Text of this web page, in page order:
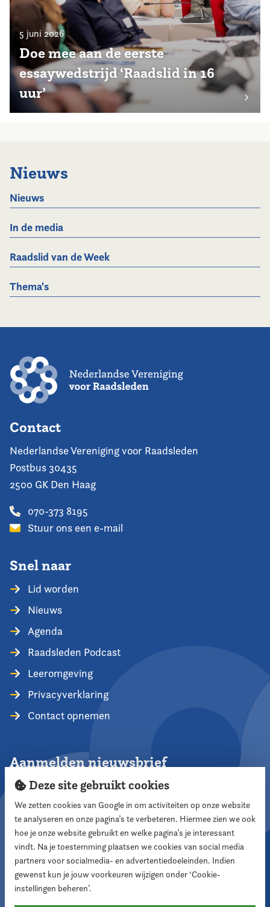
5 juni 2026
Doe mee aan de eerste
essaywedstrijd ‘Raadslid in 16
uur’
Nieuws
Nieuws
In de media
Raadslid van de Week
Thema's
Contact
Nederlandse Vereniging voor Raadsleden
Postbus 30435
2500 GK Den Haag
070-373 8195
Stuur ons een e-mail
Snel naar
Lid worden
Nieuws
Agenda
Raadsleden Podcast
Leeromgeving
Privacyverklaring
Contact opnemen
Aanmelden nieuwsbrief
Aanmelden
Volg ons
Deze site gebruikt cookies
We zetten cookies van Google in om activiteiten op onze website
te analyseren en onze pagina’s te verbeteren. Hiermee zien we ook
hoe je onze website gebruikt en welke pagina’s je interessant
vindt. Na je toestemming plaatsen we cookies van social media
partners voor socialmedia- en advertentiedoeleinden. Indien
gewenst kun je jouw voorkeuren wijzigen onder ‘Cookie-
instellingen beheren’.